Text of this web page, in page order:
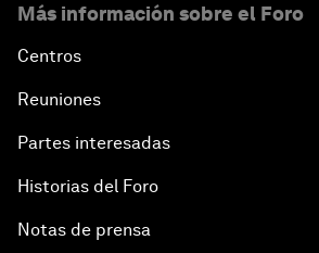
Más información sobre el Foro
Centros
Reuniones
Partes interesadas
Historias del Foro
Notas de prensa